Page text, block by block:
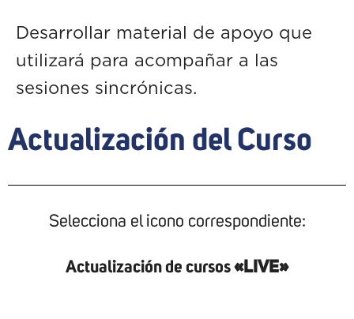
Desarrollar material de apoyo que
utilizará para acompañar a las
sesiones sincrónicas.
Actualización del Curso
Selecciona el icono correspondiente:
Actualización de cursos«LIVE»